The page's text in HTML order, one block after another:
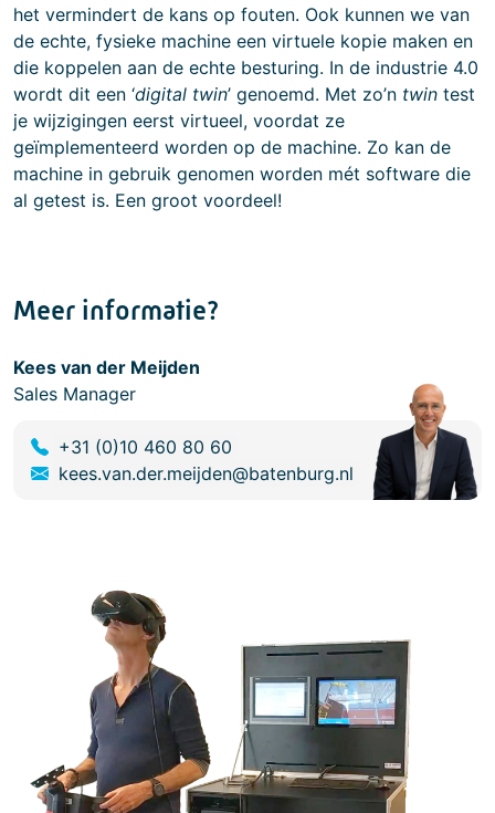
het vermindert de kans op fouten. Ook kunnen we van
de echte, fysieke machine een virtuele kopie maken en
die koppelen aan de echte besturing. In de industrie 4.0
wordt dit een ‘digital twin’ genoemd. Met zo’n twin test
je wijzigingen eerst virtueel, voordat ze
geïmplementeerd worden op de machine. Zo kan de
machine in gebruik genomen worden mét software die
al getest is. Een groot voordeel!
Meer informatie?
Kees van der Meijden
Sales Manager
+31 (0)10 460 80 60
kees.van.der.meijden@batenburg.nl